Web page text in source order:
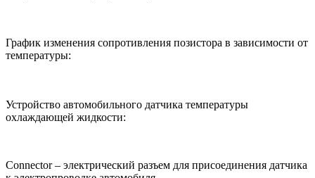
График изменения сопротивления позистора в зависимости от
температуры:
Устройство автомобильного датчика температуры
охлаждающей жидкости:
Connector – электрический разъем для присоединения датчика